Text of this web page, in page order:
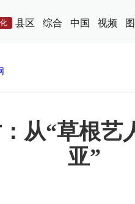
县区 综合 中国 视频
从“草根艺
亚”